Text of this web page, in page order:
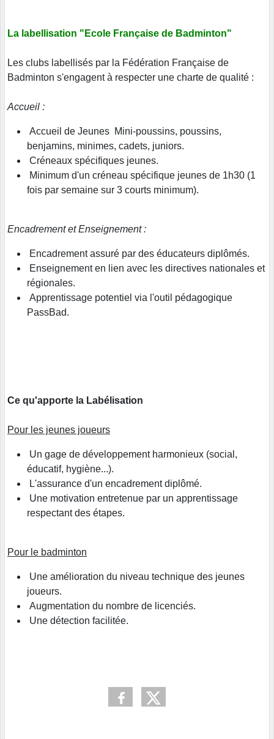
La labellisation "Ecole Française de Badminton"
Les clubs labellisés par la Fédération Française de
Badminton s'engagent à respecter une charte de qualité :
Accueil :
Accueil de Jeunes Mini-poussins, poussins,
benjamins, minimes, cadets, juniors.
Créneaux spécifiques jeunes.
Minimum d'un créneau spécifique jeunes de 1h30 (1
fois par semaine sur 3 courts minimum).
Encadrement et Enseignement :
Encadrement assuré par des éducateurs diplômés.
Enseignement en lien avec les directives nationales et
régionales.
Apprentissage potentiel via l'outil pédagogique
PassBad.
Ce qu'apporte la Labélisation
Pour les jeunes joueurs
Un gage de développement harmonieux (social,
éducatif, hygiène...).
L'assurance d'un encadrement diplômé.
Une motivation entretenue par un apprentissage
respectant des étapes.
Pour le badminton
Une amélioration du niveau technique des jeunes
joueurs.
Augmentation du nombre de licenciés.
Une détection facilitée.